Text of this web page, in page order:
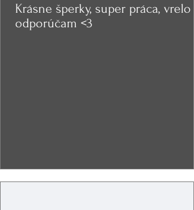
Krásne šperky, super práca, vrelo
odporúčam <3